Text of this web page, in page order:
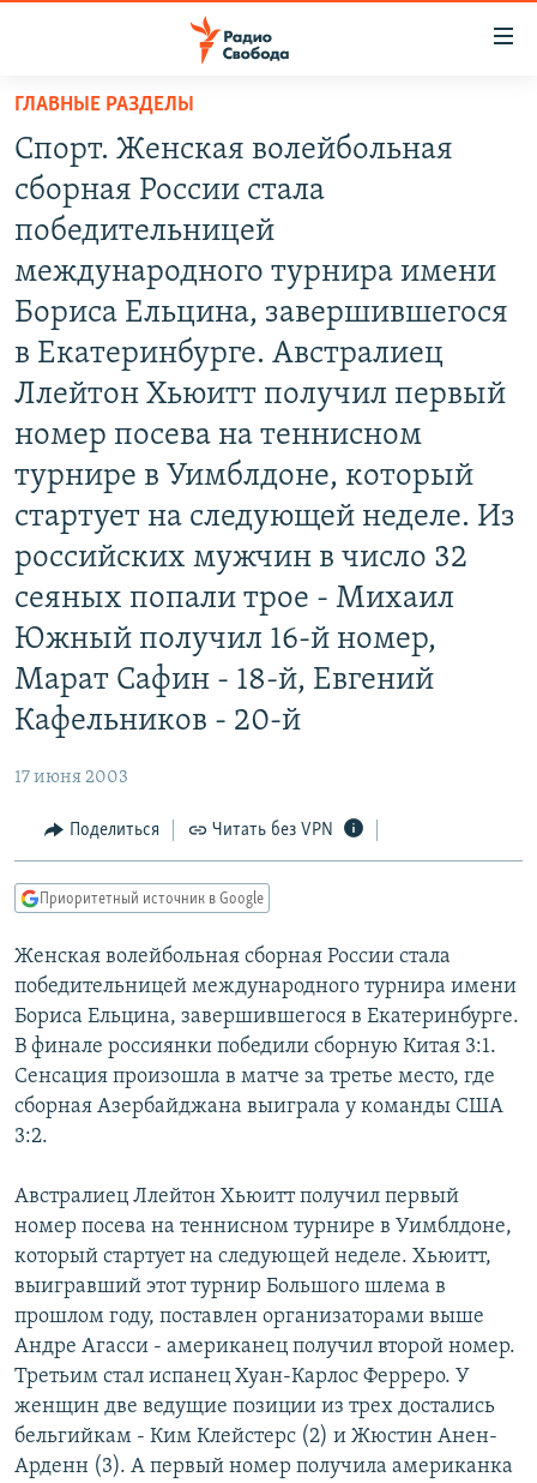
упрощенного
доступа
Вернуться
основному
содержанию
Вернутся
главной
навигации
поиску
ПОДКАСТЫ
АВТОРСКИЕ ПРОЕКТЫ
МНЕНИЯ
КУЛЬТУРА
IDEL.РЕАЛИИ
КАВКАЗ.РЕАЛИИ
СЕВЕР.РЕАЛИИ
СИБИРЬ.РЕАЛИИ
РАСПИСАНИЕ ВЕЩАНИЯ
ПОДПИШИТЕСЬ НА РАССЫЛКУ
СОЦИАЛЬНЫЕ СЕТИ
Все сайты РСЕ/РС
ГЛАВНЫЕ РАЗДЕЛЫ
Спорт. Женская волейбольная
сборная России стала
победительницей
международного турнира имени
Бориса Ельцина, завершившегося
в Екатеринбурге. Австралиец
Ллейтон Хьюитт получил первый
номер посева на теннисном
турнире в Уимблдоне, который
стартует на следующей неделе. Из
российских мужчин в число 32
сеяных попали трое - Михаил
Южный получил 16-й номер,
Марат Сафин - 18-й, Евгений
Кафельников - 20-й
17 июня 2003
Поделиться Читать без VPN
Приоритетный источник в Google
Женская волейбольная сборная России стала
победительницей международного турнира имени
Бориса Ельцина, завершившегося в Екатеринбурге.
В финале россиянки победили сборную Китая 3:1.
Сенсация произошла в матче за третье место, где
сборная Азербайджана выиграла у команды США
3:2.
Австралиец Ллейтон Хьюитт получил первый
номер посева на теннисном турнире в Уимблдоне,
который стартует на следующей неделе. Хьюитт,
выигравший этот турнир Большого шлема в
прошлом году, поставлен организаторами выше
Андре Агасси - американец получил второй номер.
Третьим стал испанец Хуан-Карлос Ферреро. У
женщин две ведущие позиции из трех достались
бельгийкам - Ким Клейстерс (2) и Жюстин Анен-
Арденн (3). А первый номер получила американка